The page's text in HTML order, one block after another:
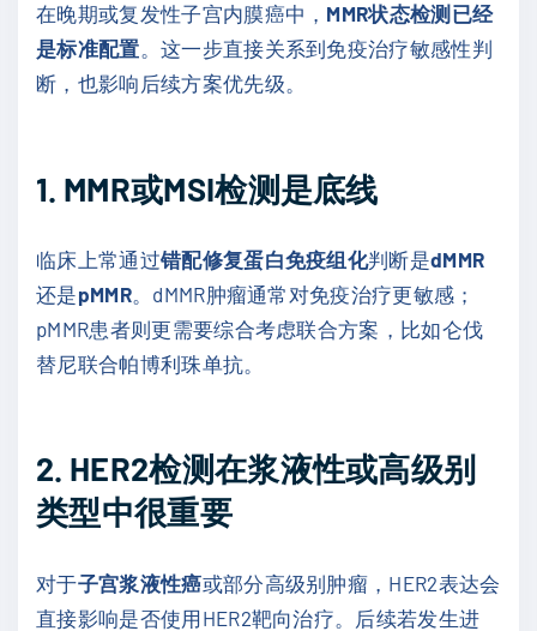
在晚期或复发性子宫内膜癌中， MMR状态检测已经
是标准配置。这一步直接关系到免疫治疗敏感性判
断，也影响后续方案优先级。
1. MMR或MSI检测是底线
临床上常通过错配修复蛋白免疫组化判断是dMMR
还是pMMR。dMMR肿瘤通常对免疫治疗更敏感；
pMMR患者则更需要综合考虑联合方案，比如仑伐
替尼联合帕博利珠单抗。
2. HER2检测在浆液性或高级别
类型中很重要
对于子宫浆液性癌或部分高级别肿瘤，HER2表达会
直接影响是否使用HER2靶向治疗。后续若发生进